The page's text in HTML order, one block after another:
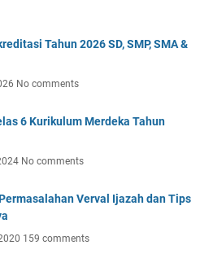
Tahun 2026 SD, SMP, SMA &
No comments
6 Kurikulum Merdeka Tahun
No comments
Verval Ijazah dan Tips
159 comments